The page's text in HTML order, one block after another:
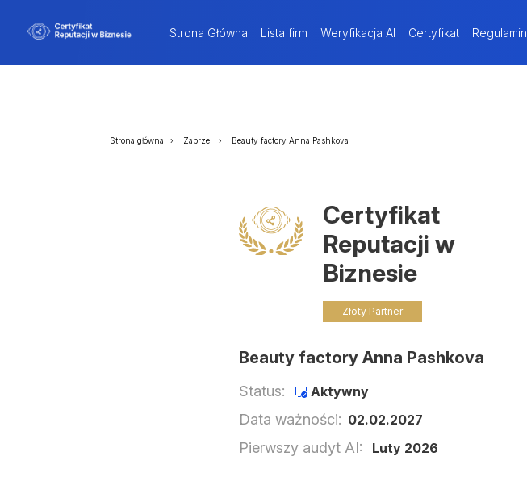
Strona Główna Lista firm Weryfikacja AI Certyfikat Regulamin
Strona główna Zabrze Beauty factory Anna Pashkova
Certyfikat
Reputacji w
Biznesie
Złoty Partner
Beauty factory Anna Pashkova
Status: Aktywny
Data ważności: 02.02.2027
Pierwszy audyt AI: Luty 2026